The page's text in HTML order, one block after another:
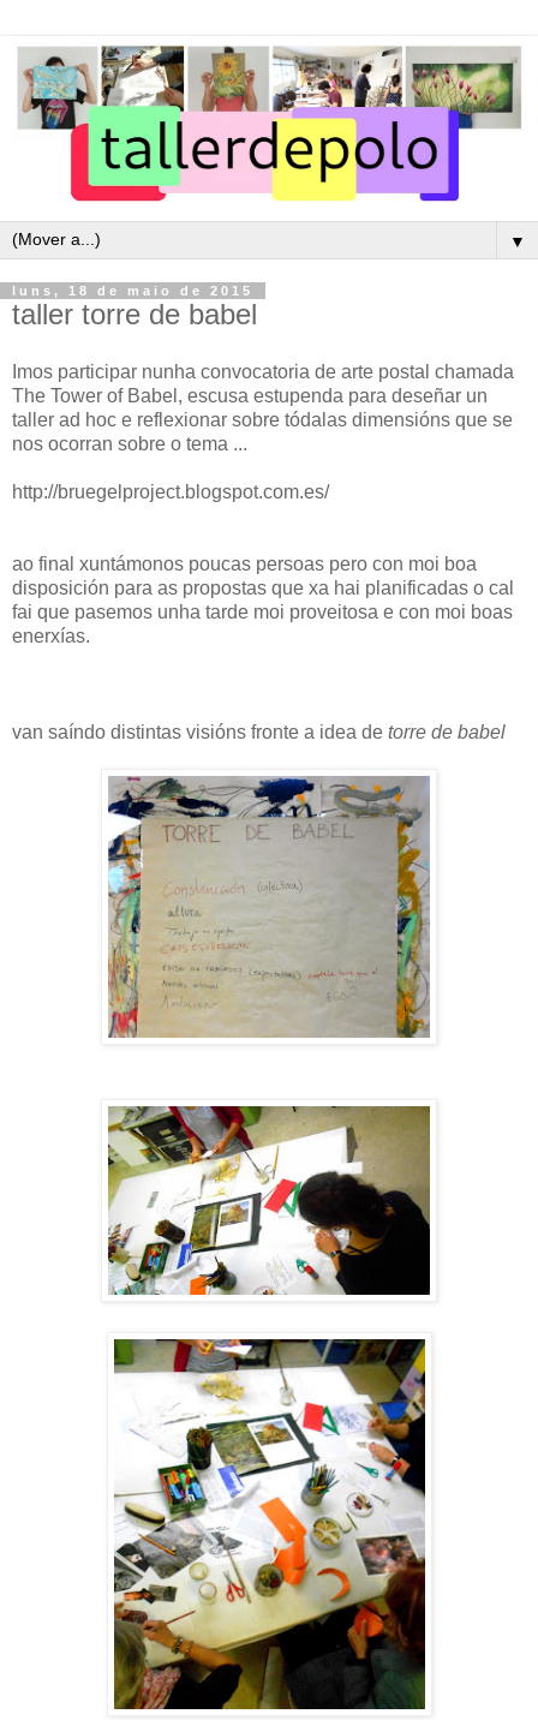
▼
luns, 18 de maio de 2015
taller torre de babel
Imos participar nunha convocatoria de arte postal chamada
The Tower of Babel, escusa estupenda para deseñar un
taller ad hoc e reflexionar sobre tódalas dimensións que se
nos ocorran sobre o tema ...
http://bruegelproject.blogspot.com.es/
ao final xuntámonos poucas persoas pero con moi boa
disposición para as propostas que xa hai planificadas o cal
fai que pasemos unha tarde moi proveitosa e con moi boas
enerxías.
van saíndo distintas visións fronte a idea de torre de babel